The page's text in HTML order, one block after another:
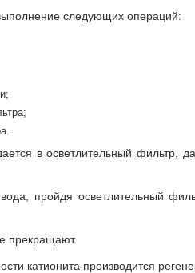
следующих операций:
в осветлительный фильтр,
пройдя осветлительный
прекращают.
катионита производится